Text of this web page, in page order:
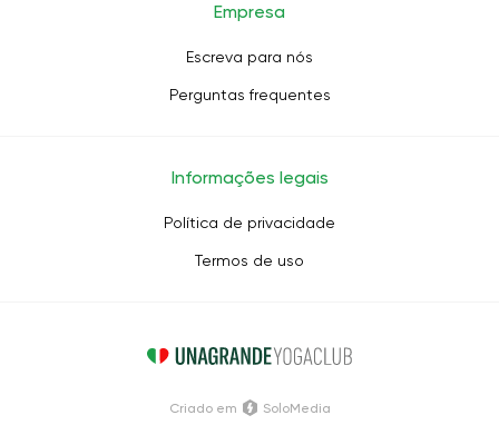
Empresa
Escreva para nós
Perguntas frequentes
Informações legais
Política de privacidade
Termos de uso
Criado em SoloMedia